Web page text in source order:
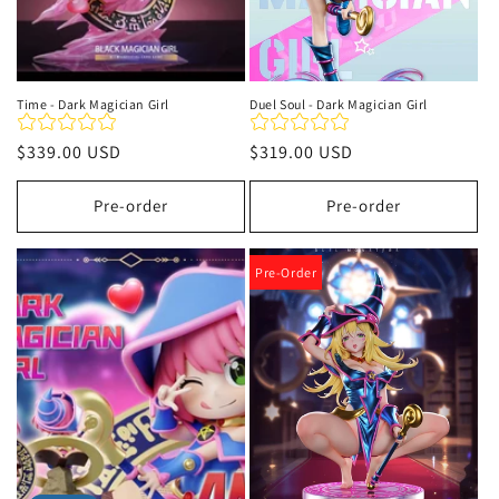
Time - Dark Magician Girl
Precio
habitual
$339.00 USD
Pre-order
Duel Soul - Dark Magician Girl
Precio
habitual
$319.00 USD
Pre-order
Pre-Order